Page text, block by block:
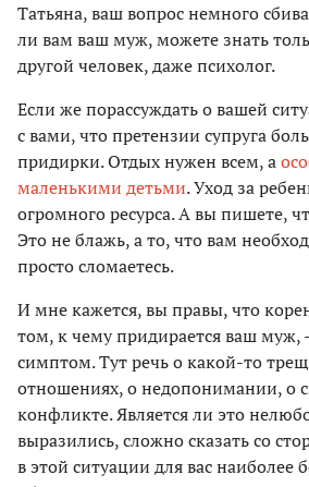
Татьяна, ваш вопрос немного
ли вам ваш муж, можете знать
другой человек, даже психолог.
Если же порассуждать о вашей
с вами, что претензии супруга
придирки. Отдых нужен всем, а
маленькими детьми. Уход за
огромного ресурса. А вы пишете,
Это не блажь, а то, что вам
просто сломаетесь.
И мне кажется, вы правы, что
том, к чему придирается ваш муж,
симптом. Тут речь о какой-то
отношениях, о недопонимании, о
конфликте. Является ли это
выразились, сложно сказать со
в этой ситуации для вас наиболее